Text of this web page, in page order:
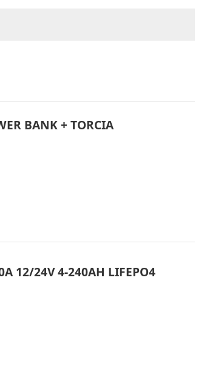
BANK + TORCIA
12/24V 4-240AH LIFEPO4